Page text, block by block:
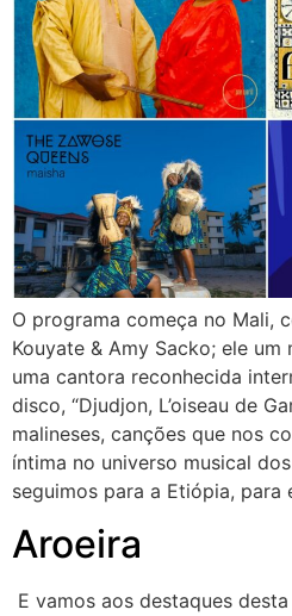
O programa começa no Mali,
Kouyate & Amy Sacko; ele um
uma cantora reconhecida
disco, “Djudjon, L’oiseau de
malineses, canções que nos
íntima no universo musical
seguimos para a Etiópia,
Aroeira
E vamos aos destaques